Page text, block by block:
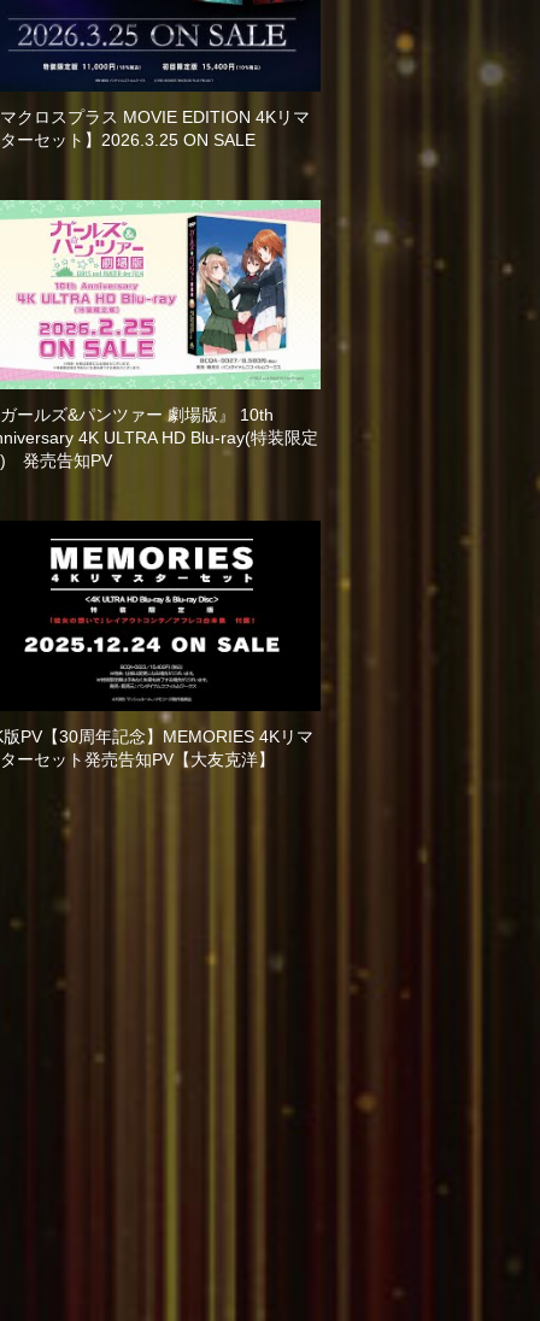
クロスプラス MOVIE EDITION 4Kリマ
ーセット】2026.3.25 ON SALE
ールズ&パンツァー 劇場版』 10th
4K ULTRA HD Blu-ray(特装限定
発売告知PV
版PV【30周年記念】MEMORIES 4Kリマ
ーセット発売告知PV【大友克洋】